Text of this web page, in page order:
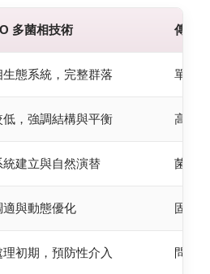
多菌相技術 傳統
生態系統，完整群落 單一
低，強調結構與平衡 高菌
統建立與自然演替 菌體
適與動態優化 固定
初期，預防性介入 問題